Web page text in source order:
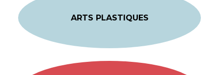
ARTS PLASTIQUES